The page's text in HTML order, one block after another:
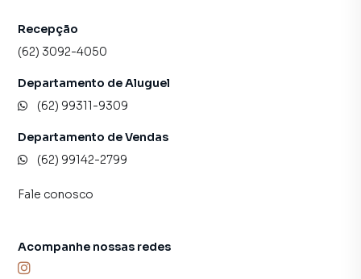
Recepção
(62) 3092-4050
Departamento de Aluguel
(62) 99311-9309
Departamento de Vendas
(62) 99142-2799
Fale conosco
Acompanhe nossas redes